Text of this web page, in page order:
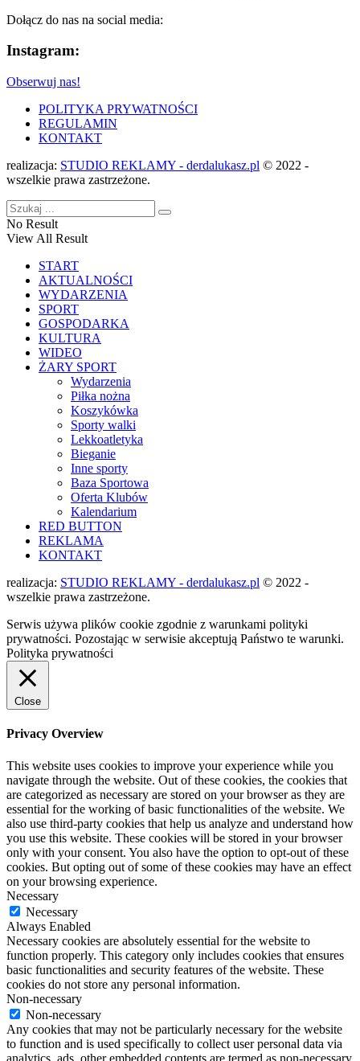
Dołącz do nas na social media:
Instagram:
Obserwuj nas!
POLITYKA PRYWATNOŚCI
REGULAMIN
KONTAKT
realizacja: STUDIO REKLAMY - derdalukasz.pl © 2022 -
wszelkie prawa zastrzeżone.
No Result
View All Result
START
AKTUALNOŚCI
WYDARZENIA
SPORT
GOSPODARKA
KULTURA
WIDEO
ŻARY SPORT
Wydarzenia
Piłka nożna
Koszykówka
Sporty walki
Lekkoatletyka
Bieganie
Inne sporty
Baza Sportowa
Oferta Klubów
Kalendarium
RED BUTTON
REKLAMA
KONTAKT
realizacja: STUDIO REKLAMY - derdalukasz.pl © 2022 -
wszelkie prawa zastrzeżone.
Serwis używa plików cookie zgodnie z warunkami polityki
prywatności. Pozostając w serwisie akceptują Państwo te warunki.
Polityka prywatności
Close
Privacy Overview
This website uses cookies to improve your experience while you
navigate through the website. Out of these cookies, the cookies that
are categorized as necessary are stored on your browser as they are
essential for the working of basic functionalities of the website. We
also use third-party cookies that help us analyze and understand how
you use this website. These cookies will be stored in your browser
only with your consent. You also have the option to opt-out of these
cookies. But opting out of some of these cookies may have an effect
on your browsing experience.
Necessary
Necessary
Always Enabled
Necessary cookies are absolutely essential for the website to
function properly. This category only includes cookies that ensures
basic functionalities and security features of the website. These
cookies do not store any personal information.
Non-necessary
Non-necessary
Any cookies that may not be particularly necessary for the website
to function and is used specifically to collect user personal data via
analytics, ads, other embedded contents are termed as non-necessary